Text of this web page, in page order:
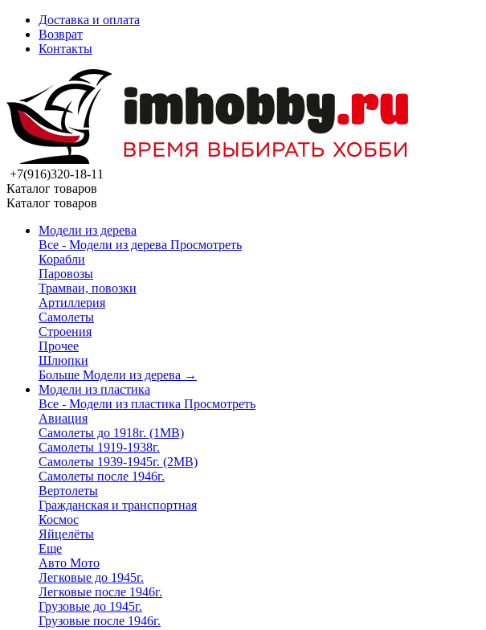
Доставка и оплата
Возврат
Контакты
+7(916)320-18-11
Каталог товаров
Каталог товаров
Модели из дерева
Все - Модели из дерева Просмотреть
Корабли
Паровозы
Трамваи, повозки
Артиллерия
Самолеты
Строения
Прочее
Шлюпки
Больше Модели из дерева →
Модели из пластика
Все - Модели из пластика Просмотреть
Авиация
Самолеты до 1918г. (1МВ)
Самолеты 1919-1938г.
Самолеты 1939-1945г. (2МВ)
Самолеты после 1946г.
Вертолеты
Гражданская и транспортная
Космос
Яйцелёты
Еще
Авто Мото
Легковые до 1945г.
Легковые после 1946г.
Грузовые до 1945г.
Грузовые после 1946г.